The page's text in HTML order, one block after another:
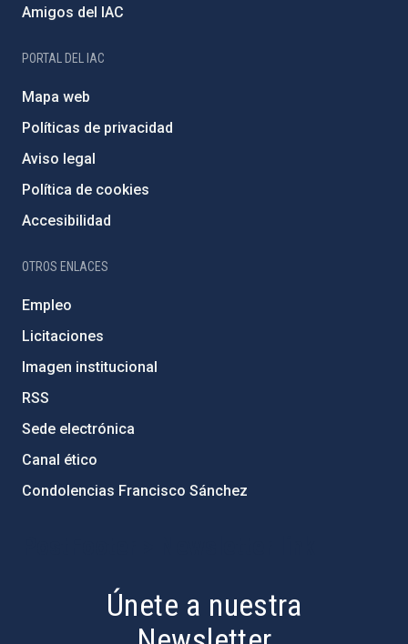
Amigos del IAC
PORTAL DEL IAC
Mapa web
Políticas de privacidad
Aviso legal
Política de cookies
Accesibilidad
OTROS ENLACES
Empleo
Licitaciones
Imagen institucional
RSS
Sede electrónica
Canal ético
Condolencias Francisco Sánchez
Únete a nuestra